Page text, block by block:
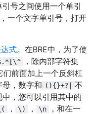
号之间使用一个单引
，一个文字单引号，打开
式。在BRE中，为了使
，除内部字符集
们前面加上一个反斜杠
，数字和 (){}+?| 不
，您可以引用其中的
， \) ， \n
，和在一